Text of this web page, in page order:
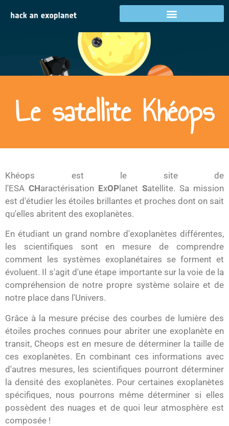
Le satellite Khéops
Khéops est le site de
l'ESA CHaractérisation ExOPlanet Satellite. Sa mission
est d'étudier les étoiles brillantes et proches dont on sait
qu'elles abritent des exoplanètes.
En étudiant un grand nombre d'exoplanètes différentes,
les scientifiques sont en mesure de comprendre
comment les systèmes exoplanétaires se forment et
évoluent. Il s'agit d'une étape importante sur la voie de la
compréhension de notre propre système solaire et de
notre place dans l'Univers.
Grâce à la mesure précise des courbes de lumière des
étoiles proches connues pour abriter une exoplanète en
transit, Cheops est en mesure de déterminer la taille de
ces exoplanètes. En combinant ces informations avec
d'autres mesures, les scientifiques pourront déterminer
la densité des exoplanètes. Pour certaines exoplanètes
spécifiques, nous pourrons même déterminer si elles
possèdent des nuages et de quoi leur atmosphère est
composée !